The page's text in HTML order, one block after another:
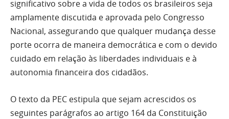
significativo sobre a vida de todos os brasileiros seja
amplamente discutida e aprovada pelo Congresso
Nacional, assegurando que qualquer mudança desse
porte ocorra de maneira democrática e com o devido
cuidado em relação às liberdades individuais e à
autonomia financeira dos cidadãos.
O texto da PEC estipula que sejam acrescidos os
seguintes parágrafos ao artigo 164 da Constituição